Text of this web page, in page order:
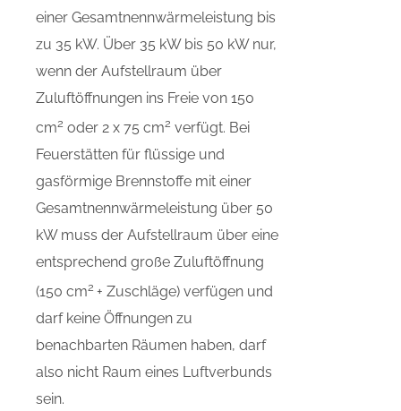
einer Gesamtnennwärmeleistung bis
zu 35 kW. Über 35 kW bis 50 kW nur,
wenn der Aufstellraum über
Zuluftöffnungen ins Freie von 150
cm2 oder 2 x 75 cm2 verfügt. Bei
Feuerstätten für flüssige und
gasförmige Brennstoffe mit einer
Gesamtnennwärmeleistung über 50
kW muss der Aufstellraum über eine
entsprechend große Zuluftöffnung
(150 cm2 + Zuschläge) verfügen und
darf keine Öffnungen zu
benachbarten Räumen haben, darf
also nicht Raum eines Luftverbunds
sein.